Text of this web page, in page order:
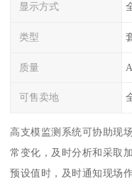
显示方式
类型
质量
可售卖地
高支模监测系统可协助现
常变化，及时分析和采取
预设值时，及时通知现场